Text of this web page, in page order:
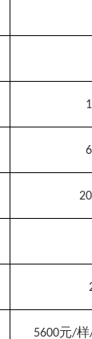
20
5600元/样